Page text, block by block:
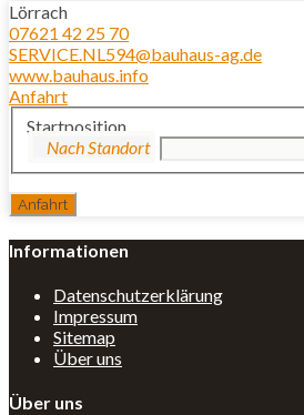
Lörrach
07621 42 25 70
SERVICE.NL594@bauhaus-ag.de
www.bauhaus.info
Anfahrt
Startposition
Informationen
Datenschutzerklärung
Impressum
Sitemap
Über uns
Über uns